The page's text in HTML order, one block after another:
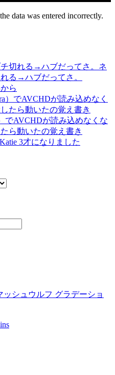
data was entered incorrectly.
ネ
る→ハブだってさ。
ら
でAVCHDが読み込めなくな
ら動いたの覚え書き
Katie 3才になりました